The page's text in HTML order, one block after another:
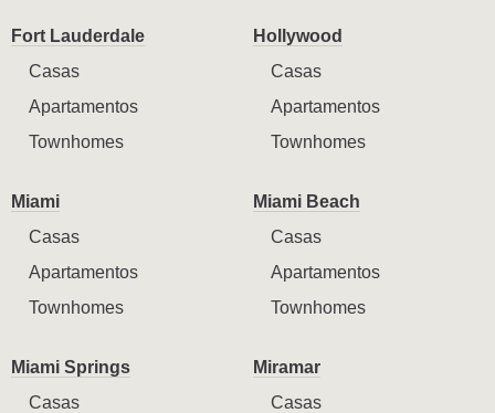
Fort Lauderdale
Casas
Apartamentos
Townhomes
Hollywood
Casas
Apartamentos
Townhomes
Miami
Casas
Apartamentos
Townhomes
Miami Beach
Casas
Apartamentos
Townhomes
Miami Springs
Casas
Miramar
Casas